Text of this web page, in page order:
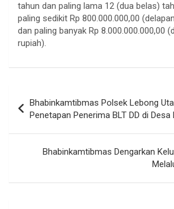
tahun dan paling lama 12 (dua belas)
paling sedikit Rp 800.000.000,00
dan paling banyak Rp 8.000.000.000,00
rupiah).
pos
Bhabinkamtibmas Polsek Lebong
Penetapan Penerima BLT DD di
Bhabinkamtibmas Dengarkan